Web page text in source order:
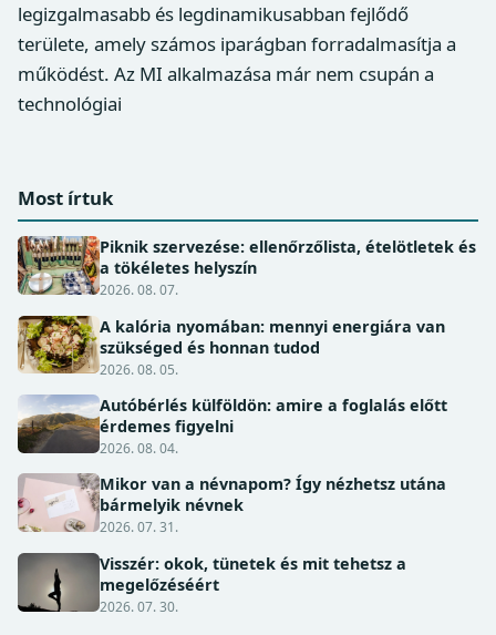
legizgalmasabb és legdinamikusabban fejlődő
területe, amely számos iparágban forradalmasítja a
működést. Az MI alkalmazása már nem csupán a
technológiai
Most írtuk
Piknik szervezése: ellenőrzőlista, ételötletek és
a tökéletes helyszín
2026. 08. 07.
A kalória nyomában: mennyi energiára van
szükséged és honnan tudod
2026. 08. 05.
Autóbérlés külföldön: amire a foglalás előtt
érdemes figyelni
2026. 08. 04.
Mikor van a névnapom? Így nézhetsz utána
bármelyik névnek
2026. 07. 31.
Visszér: okok, tünetek és mit tehetsz a
megelőzéséért
2026. 07. 30.